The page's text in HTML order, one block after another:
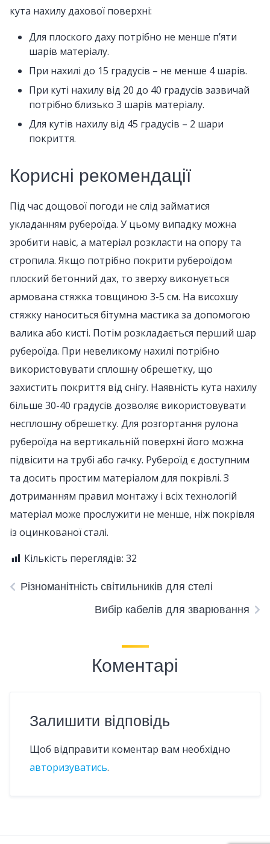
кута нахилу дахової поверхні:
Для плоского даху потрібно не менше п’яти
шарів матеріалу.
При нахилі до 15 градусів – не менше 4 шарів.
При куті нахилу від 20 до 40 градусів зазвичай
потрібно близько 3 шарів матеріалу.
Для кутів нахилу від 45 градусів – 2 шари
покриття.
Корисні рекомендації
Під час дощової погоди не слід займатися
укладанням рубероїда. У цьому випадку можна
зробити навіс, а матеріал розкласти на опору та
стропила. Якщо потрібно покрити рубероїдом
плоский бетонний дах, то зверху виконується
армована стяжка товщиною 3-5 см. На висохшу
стяжку наноситься бітумна мастика за допомогою
валика або кисті. Потім розкладається перший шар
рубероїда. При невеликому нахилі потрібно
використовувати сплошну обрешетку, що
захистить покриття від снігу. Наявність кута нахилу
більше 30-40 градусів дозволяє використовувати
несплошну обрешетку. Для розгортання рулона
рубероїда на вертикальній поверхні його можна
підвісити на трубі або гачку. Рубероїд є доступним
та досить простим матеріалом для покрівлі. З
дотриманням правил монтажу і всіх технологій
матеріал може прослужити не менше, ніж покрівля
із оцинкованої сталі.
Кількість переглядів: 32
Різноманітність світильників для стелі
Вибір кабелів для зварювання
Коментарі
Залишити відповідь
Щоб відправити коментар вам необхідно
авторизуватись.